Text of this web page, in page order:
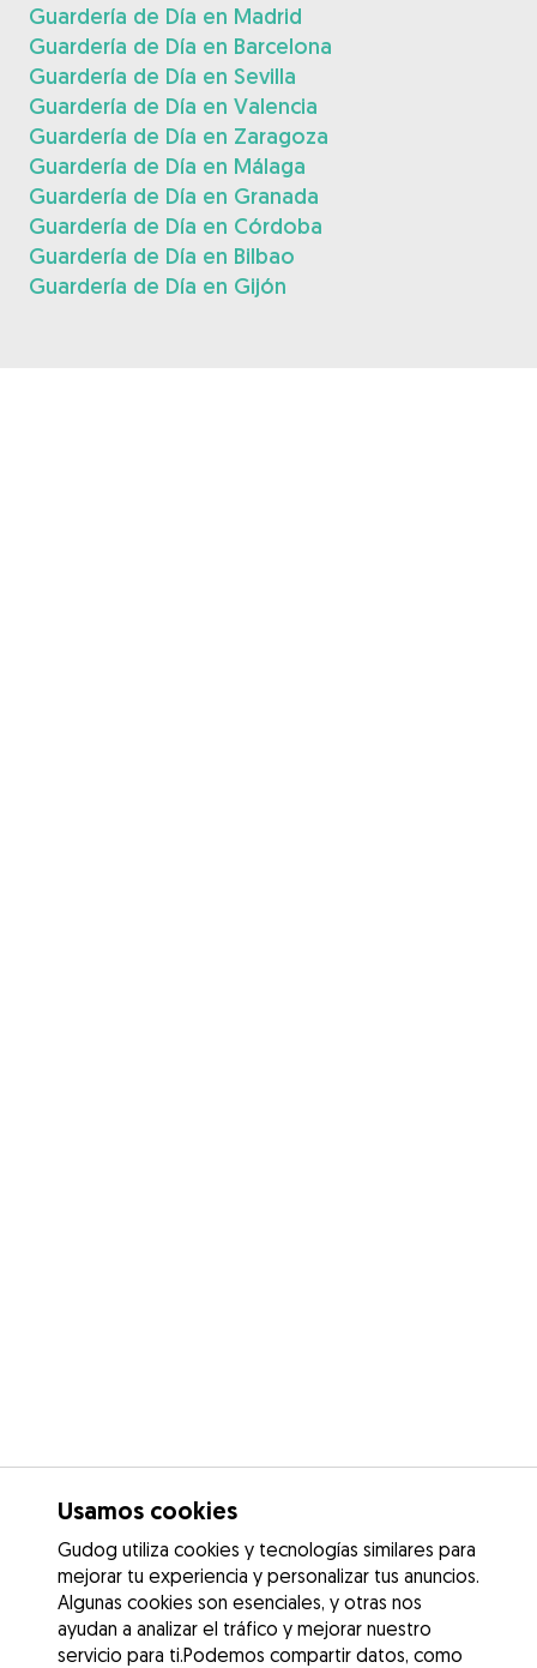
Usamos cookies
Gudog utiliza cookies y tecnologías similares para
mejorar tu experiencia y personalizar tus anuncios.
Algunas cookies son esenciales, y otras nos
ayudan a analizar el tráfico y mejorar nuestro
servicio para ti.Podemos compartir datos, como
Guardería de Día en Madrid
Guardería de Día en Barcelona
Guardería de Día en Sevilla
Guardería de Día en Valencia
Guardería de Día en Zaragoza
Guardería de Día en Málaga
Guardería de Día en Granada
Guardería de Día en Córdoba
Guardería de Día en Bilbao
Guardería de Día en Gijón